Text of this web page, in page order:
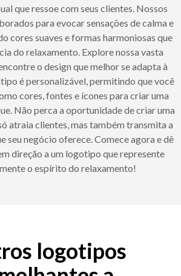
que ressoe com seus clientes. Nossos
para evocar sensações de calma e
cores suaves e formas harmoniosas que
do relaxamento. Explore nossa vasta
o design que melhor se adapta à
é personalizável, permitindo que você
cores, fontes e ícones para criar uma
Não perca a oportunidade de criar uma
atraia clientes, mas também transmita a
seu negócio oferece. Comece agora e dê
direção a um logotipo que represente
o espírito do relaxamento!
logotipos